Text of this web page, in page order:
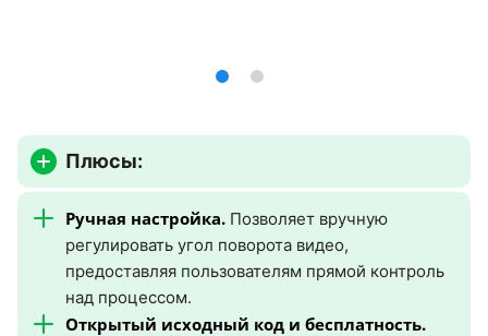
Плюсы:
Ручная настройка. Позволяет вручную
регулировать угол поворота видео,
предоставляя пользователям прямой контроль
над процессом.
Открытый исходный код и бесплатность.